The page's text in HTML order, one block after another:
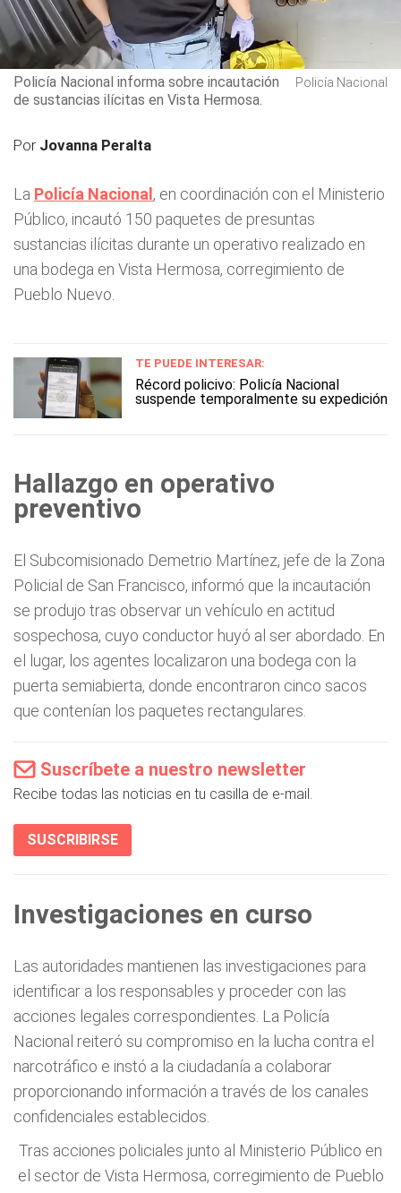
Policía Nacional informa sobre incautación
de sustancias ilícitas en Vista Hermosa.
Policía Nacional
Por Jovanna Peralta
La Policía Nacional, en coordinación con el Ministerio
Público, incautó 150 paquetes de presuntas
sustancias ilícitas durante un operativo realizado en
una bodega en Vista Hermosa, corregimiento de
Pueblo Nuevo.
TE PUEDE INTERESAR:
Récord policivo: Policía Nacional
suspende temporalmente su expedición
Hallazgo en operativo
preventivo
El Subcomisionado Demetrio Martínez, jefe de la Zona
Policial de San Francisco, informó que la incautación
se produjo tras observar un vehículo en actitud
sospechosa, cuyo conductor huyó al ser abordado. En
el lugar, los agentes localizaron una bodega con la
puerta semiabierta, donde encontraron cinco sacos
que contenían los paquetes rectangulares.
Suscríbete a nuestro newsletter
Recibe todas las noticias en tu casilla de e-mail.
SUSCRIBIRSE
Investigaciones en curso
Las autoridades mantienen las investigaciones para
identificar a los responsables y proceder con las
acciones legales correspondientes. La Policía
Nacional reiteró su compromiso en la lucha contra el
narcotráfico e instó a la ciudadanía a colaborar
proporcionando información a través de los canales
confidenciales establecidos.
Tras acciones policiales junto al Ministerio Público en
el sector de Vista Hermosa, corregimiento de Pueblo